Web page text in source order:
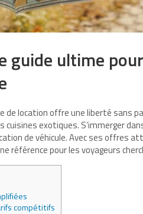
guide ultime
de location offre une liberté sans
exotiques. S’immerger
de véhicule. Avec ses offres
référence pour les voyageurs
compétitifs